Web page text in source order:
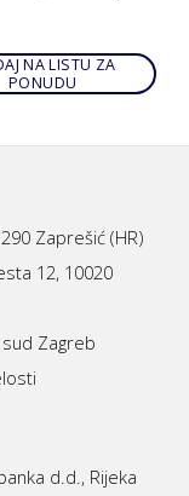
NA LISTU ZA
PONUDU
Zaprešić (HR)
12, 10020
sud Zagreb
d.d., Rijeka